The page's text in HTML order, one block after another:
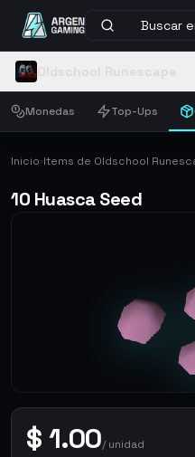
Buscar
Monedas Top-Ups
Inicio›Items de Oldschool
10 Huasca Seed
$ 1.00/unidad